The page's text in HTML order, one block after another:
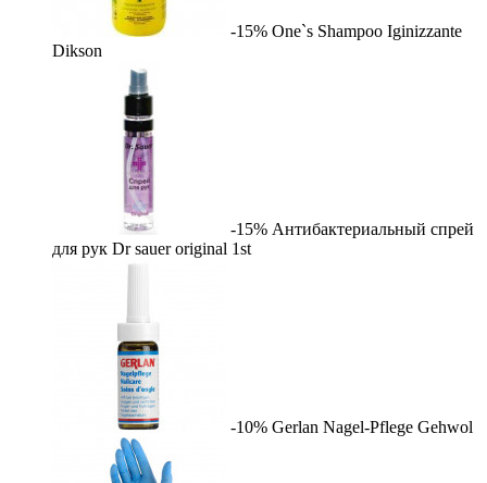
-15% One`s Shampoo Iginizzante
Dikson
-15% Антибактериальный спрей
для рук Dr sauer original 1st
-10% Gerlan Nagel-Pflege Gehwol